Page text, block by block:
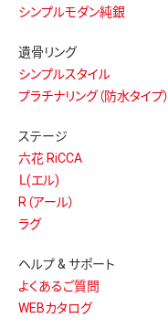
シンプルモダン純銀
遺骨リング
シンプルスタイル
プラチナリング（防水タイプ）
ステージ
六花 RiCCA
Ｌ(エル)
R（アール）
ラグ
ヘルプ & サポート
よくあるご質問
WEBカタログ